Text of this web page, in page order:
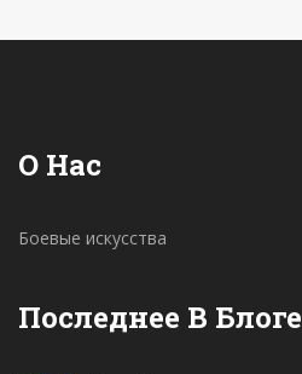
О Нас
Боевые искусства
Последнее В Блоге